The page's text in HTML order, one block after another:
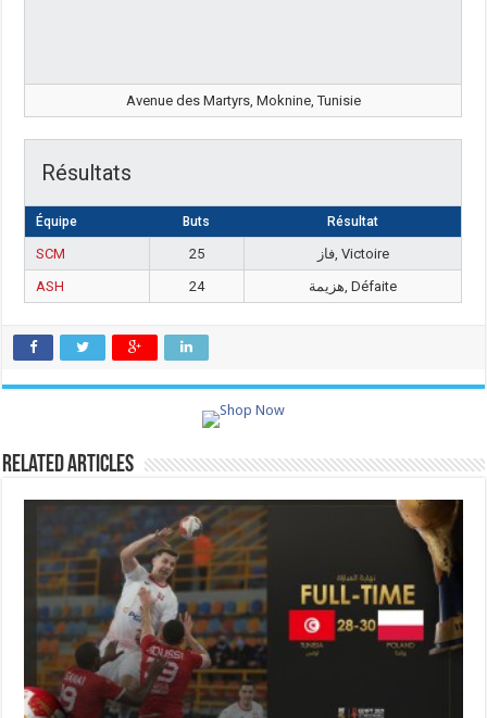
Avenue des Martyrs, Moknine, Tunisie
Résultats
Équipe Buts Résultat
SCM 25
فاز, Victoire
ASH
24 هزيمة, Défaite
Related Articles